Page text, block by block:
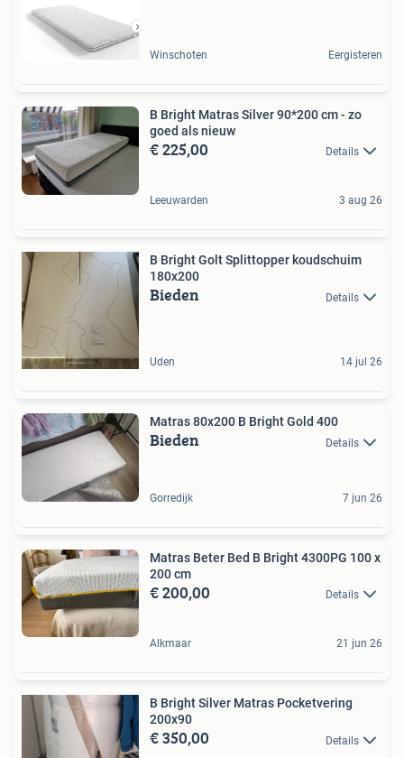
Winschoten Eergisteren
B Bright Matras Silver 90*200 cm - zo
goed als nieuw
€ 225,00 Details
Leeuwarden 3 aug 26
B Bright Golt Splittopper koudschuim
180x200
Bieden Details
Uden 14 jul 26
Matras 80x200 B Bright Gold 400
Bieden Details
Gorredijk 7 jun 26
Matras Beter Bed B Bright 4300PG 100 x
200 cm
€ 200,00 Details
Alkmaar 21 jun 26
B Bright Silver Matras Pocketvering
200x90
€ 350,00 Details